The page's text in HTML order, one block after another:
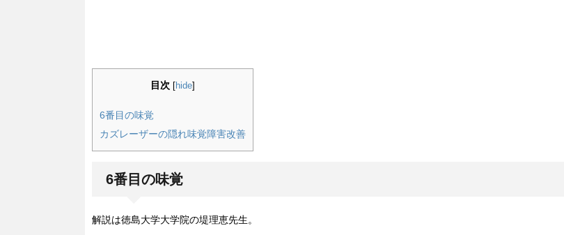
目次 [hide]
6番目の味覚
カズレーザーの隠れ味覚障害改善
6番目の味覚
解説は徳島大学大学院の堤理恵先生。